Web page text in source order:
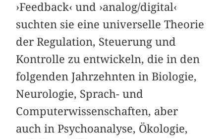
›Feedback‹ und ›analog/digital‹
suchten sie eine universelle Theorie
der Regulation, Steuerung und
Kontrolle zu entwickeln, die in den
folgenden Jahrzehnten in Biologie,
Neurologie, Sprach- und
Computerwissenschaften, aber
auch in Psychoanalyse, Ökologie,